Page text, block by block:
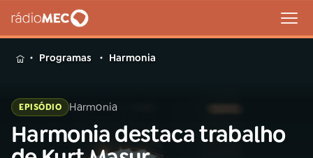
MENU
Buscar
na
Programas Harmonia
EPISÓDIO Harmonia
Harmonia destaca trabalho